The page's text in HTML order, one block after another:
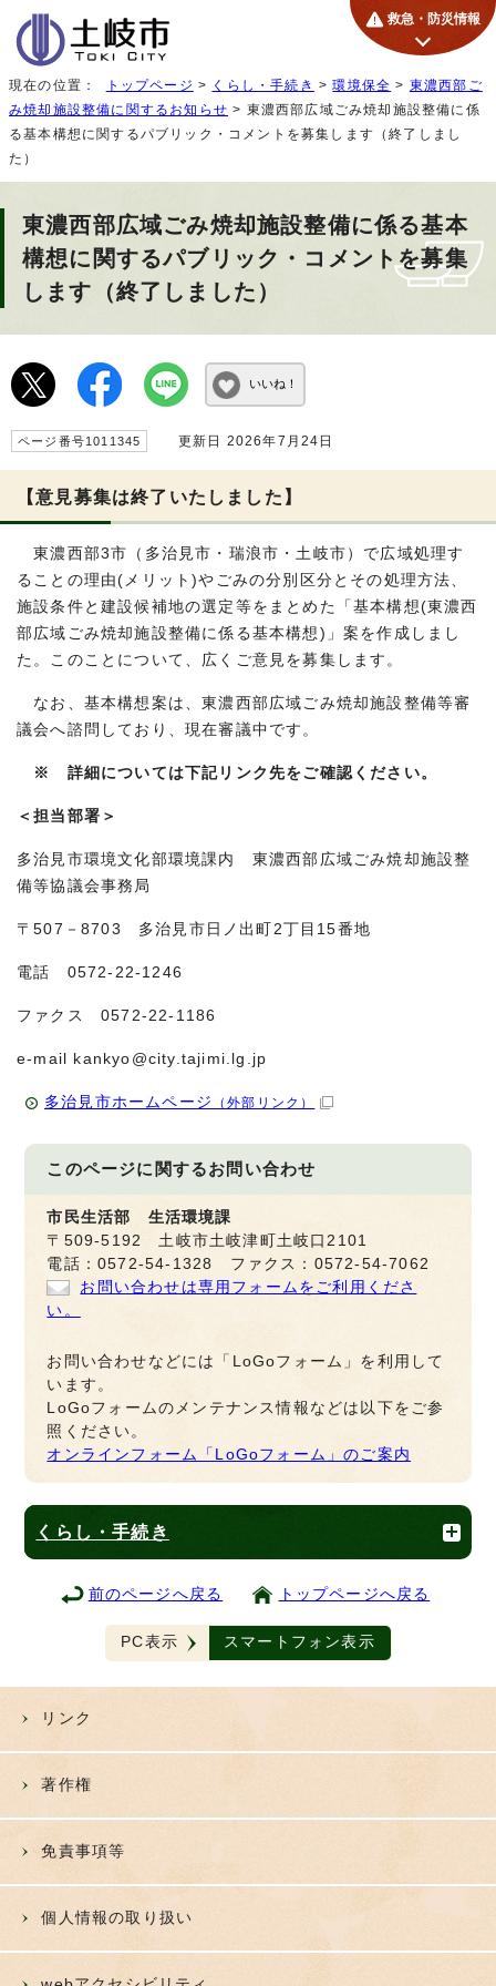
救急・防災情報
現在の位置： トップページ > くらし・手続き >環境保全 > 東濃西部ご
み焼却施設整備に関するお知らせ > 東濃西部広域ごみ焼却施設整備に係
る基本構想に関するパブリック・コメントを募集します（終了しまし
た）
東濃西部広域ごみ焼却施設整備に係る基本
構想に関するパブリック・コメントを募集
します（終了しました）
いいね！
ページ番号1011345 更新日 2026年7月24日
【意見募集は終了いたしました】
東濃西部3市（多治見市・瑞浪市・土岐市）で広域処理す
ることの理由(メリット)やごみの分別区分とその処理方法、
施設条件と建設候補地の選定等をまとめた「基本構想(東濃西
部広域ごみ焼却施設整備に係る基本構想)」案を作成しまし
た。このことについて、広くご意見を募集します。
なお、基本構想案は、東濃西部広域ごみ焼却施設整備等審
議会へ諮問しており、現在審議中です。
※ 詳細については下記リンク先をご確認ください。
＜担当部署＞
多治見市環境文化部環境課内 東濃西部広域ごみ焼却施設整
備等協議会事務局
〒507－8703 多治見市日ノ出町2丁目15番地
電話 0572-22-1246
ファクス 0572-22-1186
e-mail kankyo@city.tajimi.lg.jp
多治見市ホームページ （外部リンク）
このページに関するお問い合わせ
市民生活部 生活環境課
〒509-5192 土岐市土岐津町土岐口2101
電話：0572-54-1328 ファクス：0572-54-7062
お問い合わせは専用フォームをご利用くださ
い。
お問い合わせなどには「LoGoフォーム」を利用して
います。
LoGoフォームのメンテナンス情報などは以下をご参
照ください。
オンラインフォーム「LoGoフォーム」のご案内
くらし・手続き
前のページへ戻る トップページへ戻る
PC表示 スマートフォン表示
リンク
著作権
免責事項等
個人情報の取り扱い